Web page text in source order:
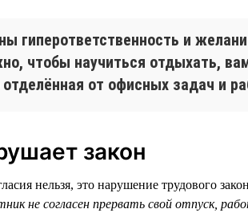
гиперответственность и
чтобы научиться отдыхать,
от офисных задач и
закон
нельзя, это нарушение трудового
не согласен прервать свой отпуск,